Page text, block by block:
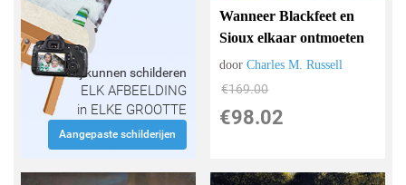
Wij kunnen schilderen
ELK AFBEELDING
in ELKE GROOTTE
Aangepaste schilderijen
Wanneer Blackfeet en
Sioux elkaar ontmoeten
doorCharles M. Russell
€169.00
€98.02